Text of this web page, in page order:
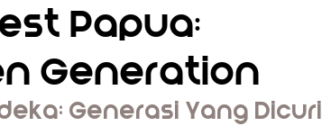
Papua:
Generation
Generasi Yang Dicuri